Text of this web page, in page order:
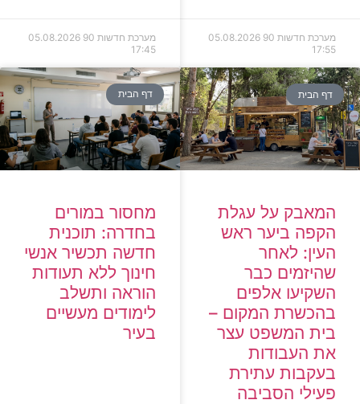
מערכת חדשות 90
05.08.2026
17:55
מערכת חדשות 90
05.08.2026
17:45
דף הבית
המאבק על עגלת
הקפה ביער ראש
העין: לאחר
שהיזמים כבר
השקיעו אלפים
בהכשרת המקום –
בית המשפט עצר
את העבודות
בעקבות עתירת
פעילי הסביבה
דף הבית
מחסור במורים
בחדרה: תוכנית
חדשה תכשיר אנשי
חינוך ללא תעודות
הוראה ותשלב
לימודים מעשיים
בעיר